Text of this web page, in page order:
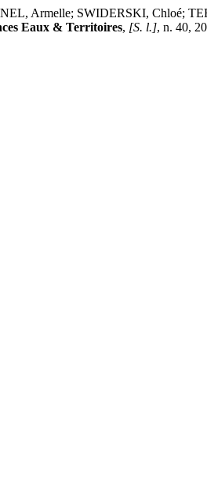
Armelle; SWIDERSKI, Chloé;
Eaux & Territoires, [S. l.], n. 40,